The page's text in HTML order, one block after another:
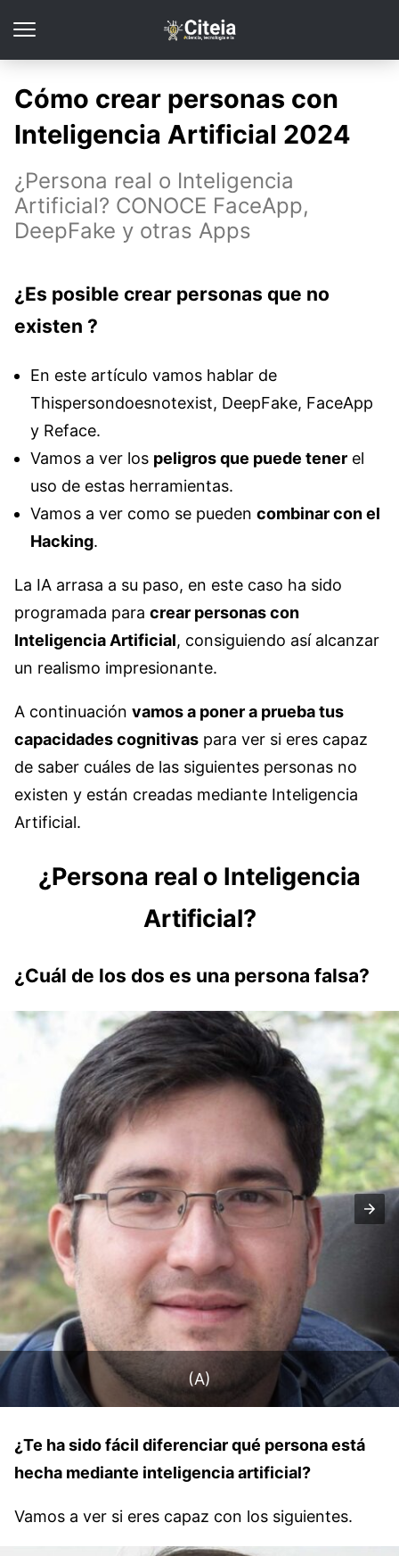
Cómo crear personas con
Inteligencia Artificial 2024
¿Persona real o Inteligencia
Artificial? CONOCE FaceApp,
DeepFake y otras Apps
¿Es posible crear personas que no
existen ?
En este artículo vamos hablar de
Thispersondoesnotexist, DeepFake, FaceApp
y Reface.
Vamos a ver los peligros que puede tener el
uso de estas herramientas.
Vamos a ver como se pueden combinar con el
Hacking.
La IA arrasa a su paso, en este caso ha sido
programada para crear personas con
Inteligencia Artificial, consiguiendo así alcanzar
un realismo impresionante.
A continuación vamos a poner a prueba tus
capacidades cognitivas para ver si eres capaz
de saber cuáles de las siguientes personas no
existen y están creadas mediante Inteligencia
Artificial.
¿Persona real o Inteligencia
Artificial?
¿Cuál de los dos es una persona falsa?
(A)
¿Te ha sido fácil diferenciar qué persona está
hecha mediante inteligencia artificial?
Vamos a ver si eres capaz con los siguientes.